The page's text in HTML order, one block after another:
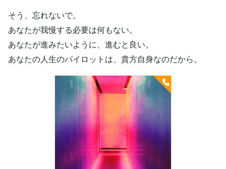
そう、忘れないで。
あなたが我慢する必要は何もない。
あなたが進みたいように、進むと良い。
あなたの人生のパイロットは、貴方自身なのだから。